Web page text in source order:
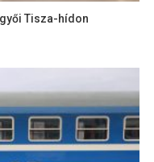
Tisza-hídon